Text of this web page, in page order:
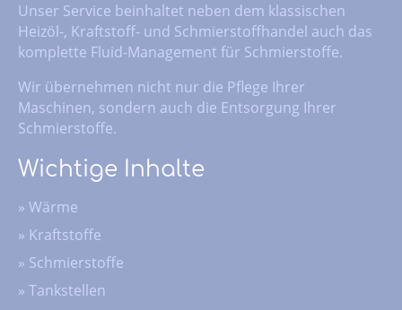
Unser Service beinhaltet neben dem klassischen
Heizöl-, Kraftstoff- und Schmierstoffhandel auch das
komplette Fluid-Management für Schmierstoffe.
Wir übernehmen nicht nur die Pflege Ihrer
Maschinen, sondern auch die Entsorgung Ihrer
Schmierstoffe.
Wichtige Inhalte
» Wärme
» Kraftstoffe
» Schmierstoffe
» Tankstellen